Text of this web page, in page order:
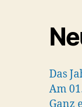
Das
Am
Ganz